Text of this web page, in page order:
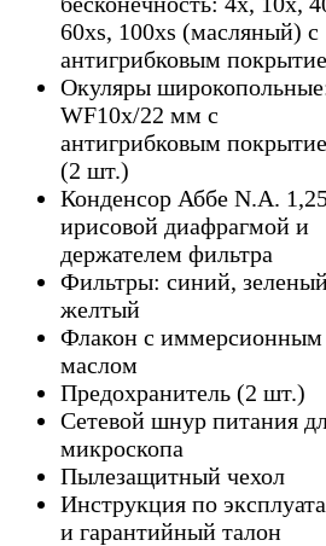
60xs, 100xs (масляный) с
антигрибковым
Окуляры
WF10x/22 мм с
антигрибковым
(2 шт.)
Конденсор Аббе N.A.
ирисовой диафрагмой и
держателем фильтра
Фильтры: синий,
желтый
Флакон с иммерсионным
маслом
Предохранитель (2 шт.)
Сетевой шнур питания
микроскопа
Пылезащитный чехол
Инструкция по
и гарантийный талон